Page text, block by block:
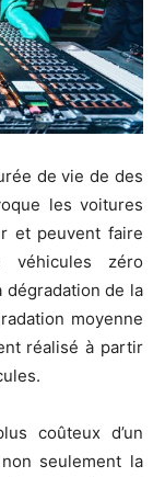
de vie de des
les voitures
et peuvent faire
véhicules zéro
de la
moyenne
réalisé à partir
coûteux d’un
seulement la